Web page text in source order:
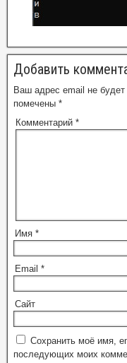
Добавить
Ваш адрес email не будет
помечены *
Комментарий *
Имя *
Email *
Сайт
Сохранить моё имя,
последующих моих